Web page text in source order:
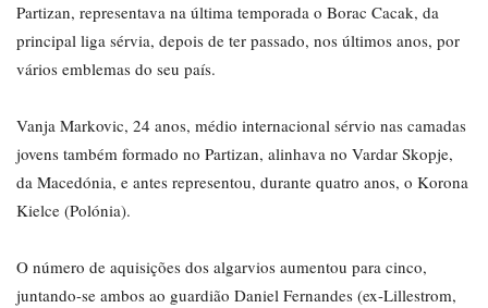
Partizan, representava na última temporada o Borac Cacak, da
principal liga sérvia, depois de ter passado, nos últimos anos, por
vários emblemas do seu país.
Vanja Markovic, 24 anos, médio internacional sérvio nas camadas
jovens também formado no Partizan, alinhava no Vardar Skopje,
da Macedónia, e antes representou, durante quatro anos, o Korona
Kielce (Polónia).
O número de aquisições dos algarvios aumentou para cinco,
juntando-se ambos ao guardião Daniel Fernandes (ex-Lillestrom,